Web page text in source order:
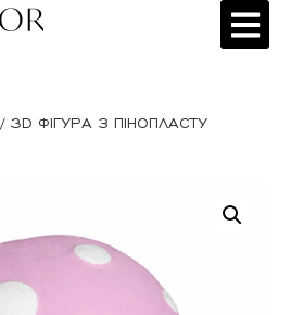
/ 3D ФІГУРА З ПІНОПЛАСТУ